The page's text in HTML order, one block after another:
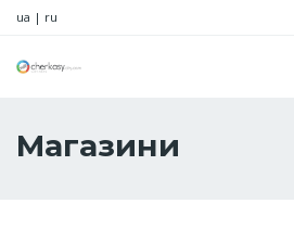
ua | ru
Магазини